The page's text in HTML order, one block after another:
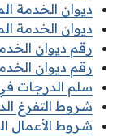
ديوان الخدمة
ديوان الخدمة
رقم ديوان
رقم ديوان
سلم الدرجات
شروط التفرغ
شروط الأعمال